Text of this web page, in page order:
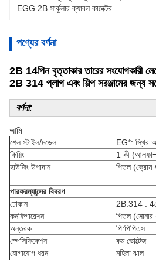
EGG 2B সার্কুলার ক্যাবল কানেক্টর
পণ্যের বর্ণনা
2B 14পিন বৃত্তাকার তারের
2B 314 প্লাগ এবং শিল্প সরঞ্জামের জন্য
বর্ণনা:
আমি
শেল স্টাইল/মডেল
EG*: স্থির
কিয়িং
1 কী
হাউজিং উপাদান
পিতল (ক্রোম
পারফরম্যান্সের বিবরণ
ঢোকান
2B.314 :
কনফিগারেশন
পিতল (সোনার
অন্তরক
পি:পিপিএস
স্পেসিফিকেশন
কম ভোল্টেজ
যোগাযোগ ধরন
মহিলা ঝাল